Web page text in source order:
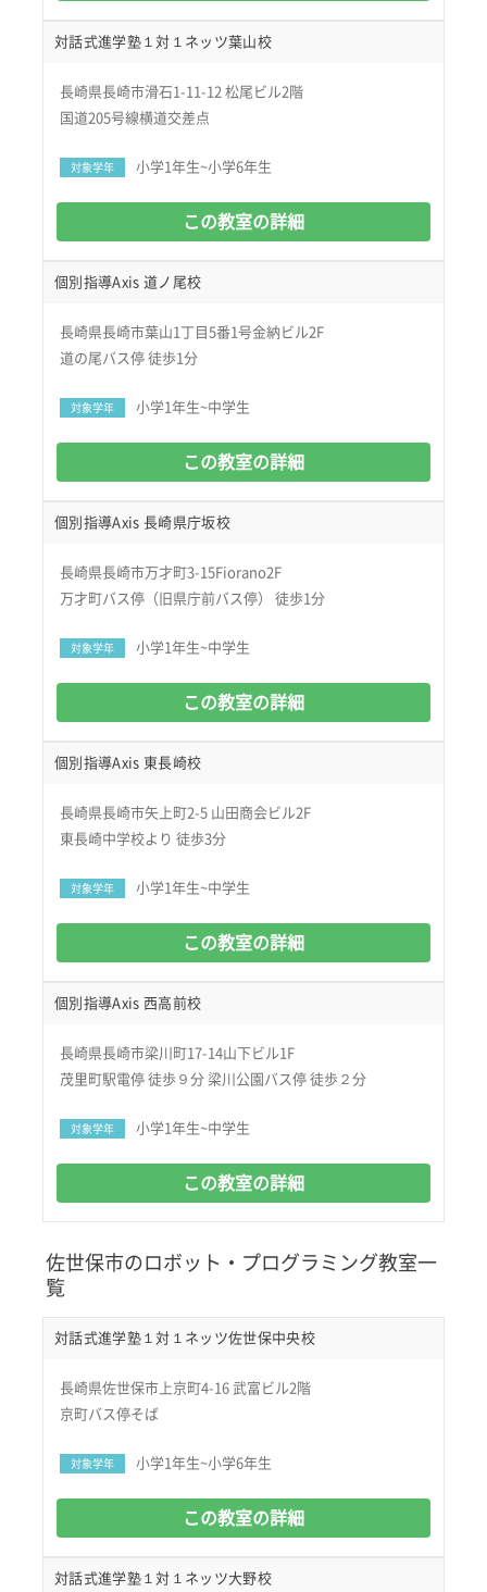
対話式進学塾１対１ネッツ葉山校
長崎県長崎市滑石1-11-12 松尾ビル2階
国道205号線横道交差点
対象学年 小学1年生~小学6年生
この教室の詳細
個別指導Axis 道ノ尾校
長崎県長崎市葉山1丁目5番1号金納ビル2F
道の尾バス停 徒歩1分
対象学年 小学1年生~中学生
この教室の詳細
個別指導Axis 長崎県庁坂校
長崎県長崎市万才町3-15Fiorano2F
万才町バス停（旧県庁前バス停） 徒歩1分
対象学年 小学1年生~中学生
この教室の詳細
個別指導Axis 東長崎校
長崎県長崎市矢上町2-5 山田商会ビル2F
東長崎中学校より 徒歩3分
対象学年 小学1年生~中学生
この教室の詳細
個別指導Axis 西高前校
長崎県長崎市梁川町17-14山下ビル1F
茂里町駅電停 徒歩９分 梁川公園バス停 徒歩２分
対象学年 小学1年生~中学生
この教室の詳細
佐世保市のロボット・プログラミング教室一
覧
対話式進学塾１対１ネッツ佐世保中央校
長崎県佐世保市上京町4-16 武富ビル2階
京町バス停そば
対象学年 小学1年生~小学6年生
この教室の詳細
対話式進学塾１対１ネッツ大野校